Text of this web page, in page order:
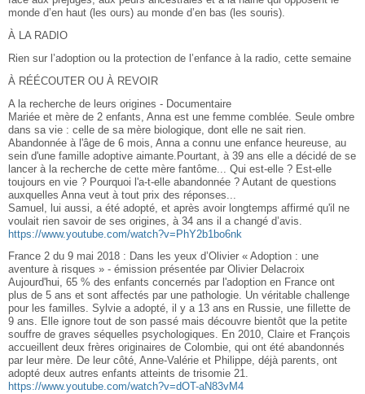
monde d’en haut (les ours) au monde d’en bas (les souris).
À LA RADIO
Rien sur l’adoption ou la protection de l’enfance à la radio, cette semaine
À RÉÉCOUTER OU À REVOIR
A la recherche de leurs origines - Documentaire
Mariée et mère de 2 enfants, Anna est une femme comblée. Seule ombre
dans sa vie : celle de sa mère biologique, dont elle ne sait rien.
Abandonnée à l'âge de 6 mois, Anna a connu une enfance heureuse, au
sein d'une famille adoptive aimante.Pourtant, à 39 ans elle a décidé de se
lancer à la recherche de cette mère fantôme... Qui est-elle ? Est-elle
toujours en vie ? Pourquoi l'a-t-elle abandonnée ? Autant de questions
auxquelles Anna veut à tout prix des réponses...
Samuel, lui aussi, a été adopté, et après avoir longtemps affirmé qu'il ne
voulait rien savoir de ses origines, à 34 ans il a changé d’avis.
https://www.youtube.com/watch?v=PhY2b1bo6nk
France 2 du 9 mai 2018 : Dans les yeux d’Olivier « Adoption : une
aventure à risques » - émission présentée par Olivier Delacroix
Aujourd'hui, 65 % des enfants concernés par l'adoption en France ont
plus de 5 ans et sont affectés par une pathologie. Un véritable challenge
pour les familles. Sylvie a adopté, il y a 13 ans en Russie, une fillette de
9 ans. Elle ignore tout de son passé mais découvre bientôt que la petite
souffre de graves séquelles psychologiques. En 2010, Claire et François
accueillent deux frères originaires de Colombie, qui ont été abandonnés
par leur mère. De leur côté, Anne-Valérie et Philippe, déjà parents, ont
adopté deux autres enfants atteints de trisomie 21.
https://www.youtube.com/watch?v=dOT-aN83vM4